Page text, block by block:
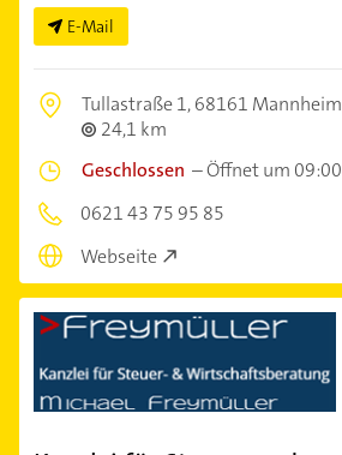
E-Mail
Tullastraße 1,68161 Mannheim
24,1 km
Geschlossen –Öffnet um 09:00
0621 43 75 95 85
Webseite